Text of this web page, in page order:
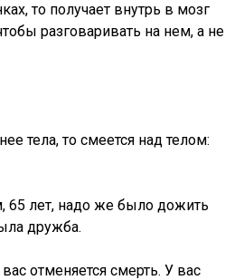
то получает внутрь в мозг
разговаривать на нем, а не
тела, то смеется над телом:
65 лет, надо же было дожить
дружба.
отменяется смерть. У вас